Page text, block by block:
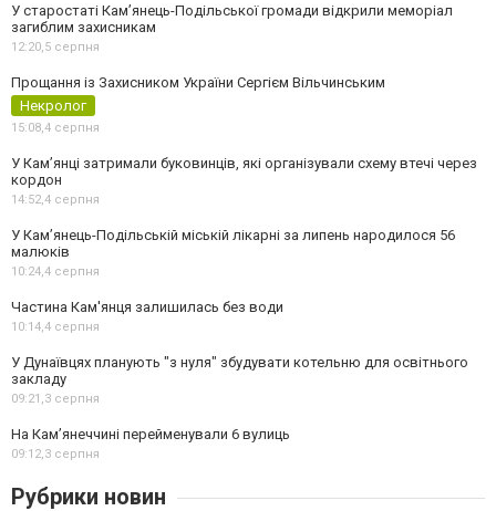
У старостаті Кам’янець-Подільської громади відкрили меморіал
загиблим захисникам
12:20,5 серпня
Прощання із Захисником України Сергієм Вільчинським
Некролог
15:08,4 серпня
У Кам’янці затримали буковинців, які організували схему втечі через
кордон
14:52,4 серпня
У Кам’янець-Подільській міській лікарні за липень народилося 56
малюків
10:24,4 серпня
Частина Кам'янця залишилась без води
10:14,4 серпня
У Дунаївцях планують "з нуля" збудувати котельню для освітнього
закладу
09:21,3 серпня
На Камʼянеччині перейменували 6 вулиць
09:12,3 серпня
Рубрики новин